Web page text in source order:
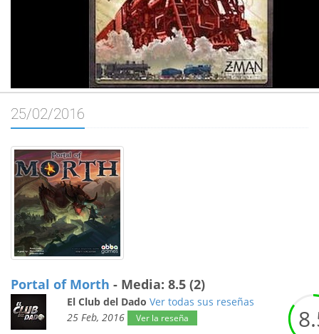
25/02/2016
Portal of Morth - Media: 8.5 (2)
El Club del Dado Ver todas sus reseñas
25 Feb, 2016
Ver la reseña 8.